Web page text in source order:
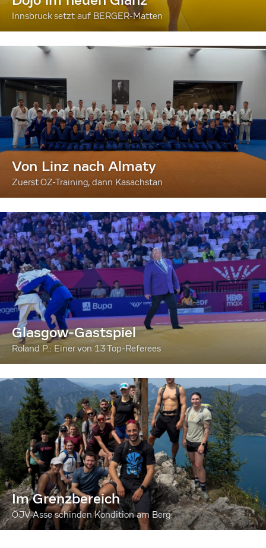
Innsbruck setzt auf BERGER-Matten
Von Linz nach Almaty
Zuerst OZ-Training, dann Kasachstan
Glasgow-Gastspiel
Roland P.: Einer von 13 Top-Referees
Im Grenzbereich
ÖJV-Asse schinden Kondition am Berg